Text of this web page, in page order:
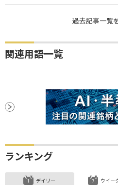
過去記事一覧
関連用語一覧
ランキング
デイリー ウイー